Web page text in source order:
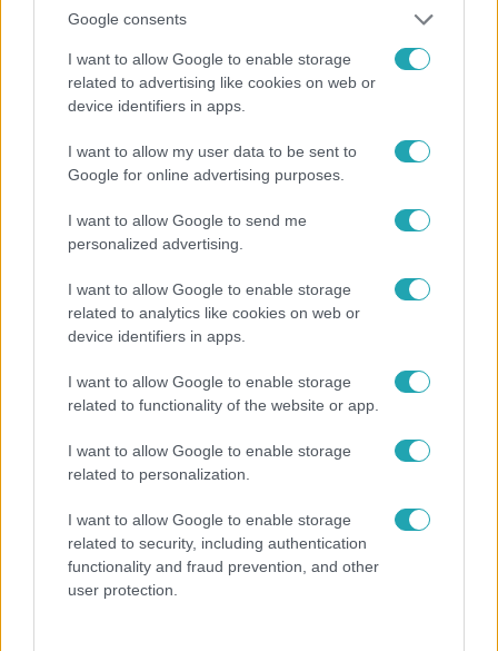
Google consents
I want to allow Google to enable storage
related to advertising like cookies on web or
device identifiers in apps.
I want to allow my user data to be sent to
Google for online advertising purposes.
I want to allow Google to send me
personalized advertising.
I want to allow Google to enable storage
related to analytics like cookies on web or
device identifiers in apps.
I want to allow Google to enable storage
related to functionality of the website or app.
I want to allow Google to enable storage
related to personalization.
I want to allow Google to enable storage
related to security, including authentication
functionality and fraud prevention, and other
user protection.
Népszerű
A fiataloknak üzent Majka: „Hagyjátok ezt abba,
ez nagyon ciki!”